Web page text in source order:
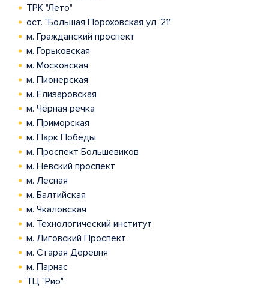
ТРК "Лето"
ост. "Большая Пороховская ул, 21"
м. Гражданский проспект
м. Горьковская
м. Московская
м. Пионерская
м. Елизаровская
м. Чёрная речка
м. Приморская
м. Парк Победы
м. Проспект Большевиков
м. Невский проспект
м. Лесная
м. Балтийская
м. Чкаловская
м. Технологический институт
м. Лиговский Проспект
м. Старая Деревня
м. Парнас
ТЦ "Рио"